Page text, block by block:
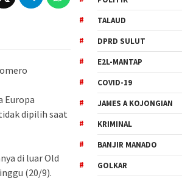
Europa
dipilih saat
di luar Old
(20/9).
TALAUD
DPRD SULUT
E2L-MANTAP
COVID-19
JAMES A KOJONGIAN
KRIMINAL
BANJIR MANADO
GOLKAR